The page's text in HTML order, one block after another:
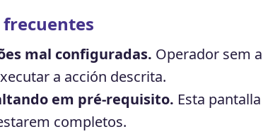
mal configuradas. Operador sem
a acción descrita.
em pré-requisito. Esta
completos.